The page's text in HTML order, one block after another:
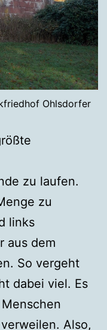
Ohlsdorfer
zu laufen.
zu
links
aus dem
So vergeht
dabei viel. Es
Also,